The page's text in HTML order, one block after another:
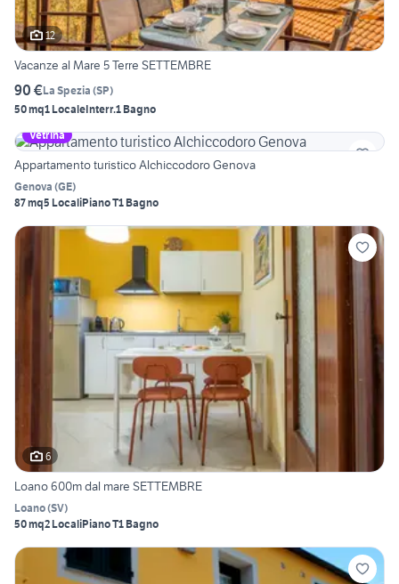
12
Vacanze al Mare 5 Terre SETTEMBRE
90 €La Spezia (SP)
50 mq1 LocaleInterr.1 Bagno
Vetrina
Appartamento turistico Alchiccodoro Genova
Genova (GE)
87 mq5 LocaliPiano T1 Bagno
6
Loano 600m dal mare SETTEMBRE
Loano(SV)
50 mq2 LocaliPiano T1 Bagno